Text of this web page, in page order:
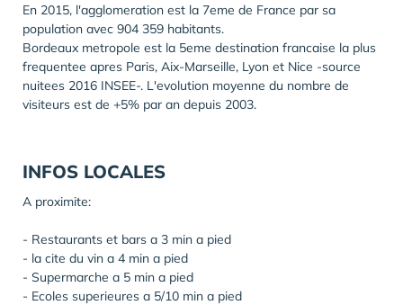
En 2015, l'agglomeration est la 7eme de France par sa
population avec 904 359 habitants.
Bordeaux metropole est la 5eme destination francaise la plus
frequentee apres Paris, Aix-Marseille, Lyon et Nice -source
nuitees 2016 INSEE-. L'evolution moyenne du nombre de
visiteurs est de +5% par an depuis 2003.
INFOS LOCALES
A proximite:
- Restaurants et bars a 3 min a pied
- la cite du vin a 4 min a pied
- Supermarche a 5 min a pied
- Ecoles superieures a 5/10 min a pied